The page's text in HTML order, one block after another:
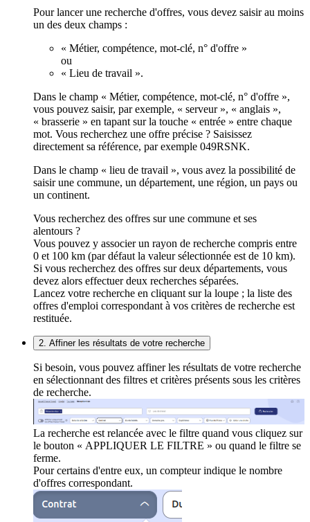
Pour lancer une recherche d'offres, vous devez saisir au moins
un des deux champs :
« Métier, compétence, mot-clé, n° d'offre »
ou
« Lieu de travail ».
Dans le champ « Métier, compétence, mot-clé, n° d'offre »,
vous pouvez saisir, par exemple, « serveur », « anglais »,
« brasserie » en tapant sur la touche « entrée » entre chaque
mot. Vous recherchez une offre précise ? Saisissez
directement sa référence, par exemple 049RSNK.
Dans le champ « lieu de travail », vous avez la possibilité de
saisir une commune, un département, une région, un pays ou
un continent.
Vous recherchez des offres sur une commune et ses
alentours ?
Vous pouvez y associer un rayon de recherche compris entre
0 et 100 km (par défaut la valeur sélectionnée est de 10 km).
Si vous recherchez des offres sur deux départements, vous
devez alors effectuer deux recherches séparées.
Lancez votre recherche en cliquant sur la loupe ; la liste des
offres d'emploi correspondant à vos critères de recherche est
restituée.
2. Affiner les résultats de votre recherche
Si besoin, vous pouvez affiner les résultats de votre recherche
en sélectionnant des filtres et critères présents sous les critères
de recherche.
La recherche est relancée avec le filtre quand vous cliquez sur
le bouton « APPLIQUER LE FILTRE » ou quand le filtre se
ferme.
Pour certains d'entre eux, un compteur indique le nombre
d'offres correspondant.